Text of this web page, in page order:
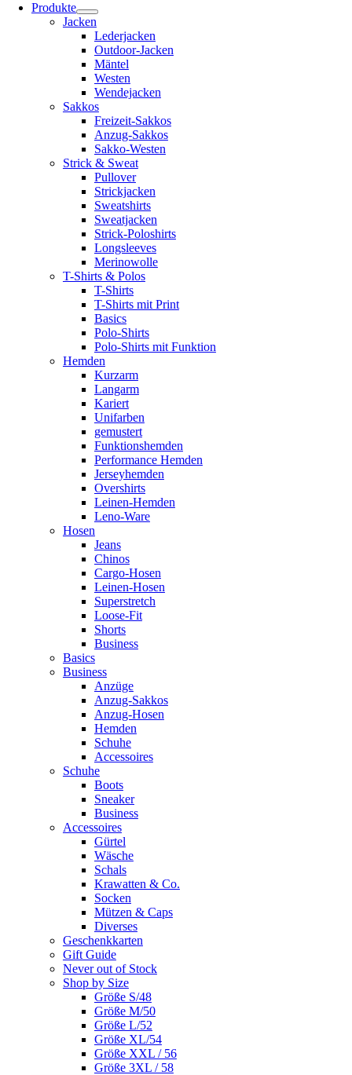
Produkte
Jacken
Lederjacken
Outdoor-Jacken
Mäntel
Westen
Wendejacken
Sakkos
Freizeit-Sakkos
Anzug-Sakkos
Sakko-Westen
Strick & Sweat
Pullover
Strickjacken
Sweatshirts
Sweatjacken
Strick-Poloshirts
Longsleeves
Merinowolle
T-Shirts & Polos
T-Shirts
T-Shirts mit Print
Basics
Polo-Shirts
Polo-Shirts mit Funktion
Hemden
Kurzarm
Langarm
Kariert
Unifarben
gemustert
Funktionshemden
Performance Hemden
Jerseyhemden
Overshirts
Leinen-Hemden
Leno-Ware
Hosen
Jeans
Chinos
Cargo-Hosen
Leinen-Hosen
Superstretch
Loose-Fit
Shorts
Business
Basics
Business
Anzüge
Anzug-Sakkos
Anzug-Hosen
Hemden
Schuhe
Accessoires
Schuhe
Boots
Sneaker
Business
Accessoires
Gürtel
Wäsche
Schals
Krawatten & Co.
Socken
Mützen & Caps
Diverses
Geschenkkarten
Gift Guide
Never out of Stock
Shop by Size
Größe S/48
Größe M/50
Größe L/52
Größe XL/54
Größe XXL / 56
Größe 3XL / 58